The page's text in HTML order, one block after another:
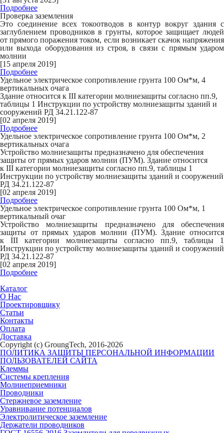
Подробнее
Проверка заземления
Это соединение всех токоотводов в контур вокруг здания с
заглублением проводников в грунты, которое защищает людей
от прямого поражения током, если возникает скачок напряжения
или выхода оборудования из строя, в связи с прямым ударом
молнии
[15 апреля 2019]
Подробнее
Удельное электрическое сопротивление грунта 100 Ом*м, 4
вертикальных очага
Здание относится к III категории молниезащиты согласно пп.9,
таблицы 1 Инструкции по устройству молниезащиты зданий и
сооружений РД 34.21.122-87
[02 апреля 2019]
Подробнее
Удельное электрическое сопротивление грунта 100 Ом*м, 2
вертикальных очага
Устройство молниезащиты предназначено для обеспечения
защиты от прямых ударов молнии (ПУМ). Здание относится
к III категории молниезащиты согласно пп.9, таблицы 1
Инструкции по устройству молниезащиты зданий и сооружений
РД 34.21.122-87
[02 апреля 2019]
Подробнее
Удельное электрическое сопротивление грунта 100 Ом*м, 1
вертикальный очаг
Устройство молниезащиты предназначено для обеспечения
защиты от прямых ударов молнии (ПУМ). Здание относится
к III категории молниезащиты согласно пп.9, таблицы 1
Инструкции по устройству молниезащиты зданий и сооружений
РД 34.21.122-87
[02 апреля 2019]
Подробнее
Каталог
О Нас
Проектировщику
Статьи
Контакты
Оплата
Доставка
Copyright (c) GroungTech, 2016-2026
ПОЛИТИКА ЗАЩИТЫ ПЕРСОНАЛЬНОЙ ИНФОРМАЦИИ
ПОЛЬЗОВАТЕЛЕЙ САЙТА
Клеммы
Системы крепления
Молниеприемники
Проводники
Стержневое заземление
Уравнивание потенциалов
Электролитическое заземление
Держатели проводников